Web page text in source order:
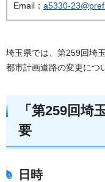
Email： a5330-
埼玉県では、第259回埼
都市計画道路の変更につ
「第259回埼
要
日時